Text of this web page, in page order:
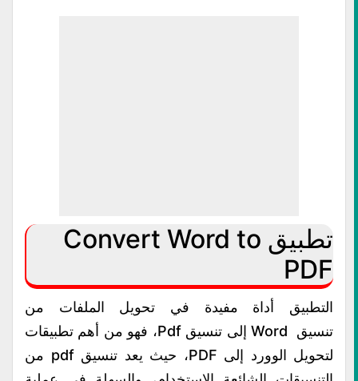
تطبيق Convert Word to
PDF
التطبيق أداة مفيدة في تحويل الملفات من
تنسيق Word
إلى تنسيق Pdf، فهو من أهم تطبيقات
لتحويل الوورد إلى PDF، حيث يعد تنسيق pdf من